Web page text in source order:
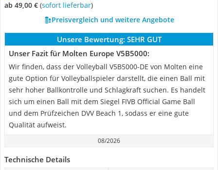
ab 49,00 € ( Sofort lieferbar)
Preisvergleich und weitere Angebote
Unsere Bewertung: SEHR GUT
Unser Fazit für Molten Europe V5B5000:
Wir finden, dass der Volleyball V5B5000-DE von Molten eine
gute Option für Volleyballspieler darstellt, die einen Ball mit
sehr hoher Ballkontrolle und Schlagkraft suchen. Es handelt
sich um einen Ball mit dem Siegel FIVB Official Game Ball
und dem Prüfzeichen DVV Beach 1, sodass er eine gute
Qualität aufweist.
08/2026
Technische Details